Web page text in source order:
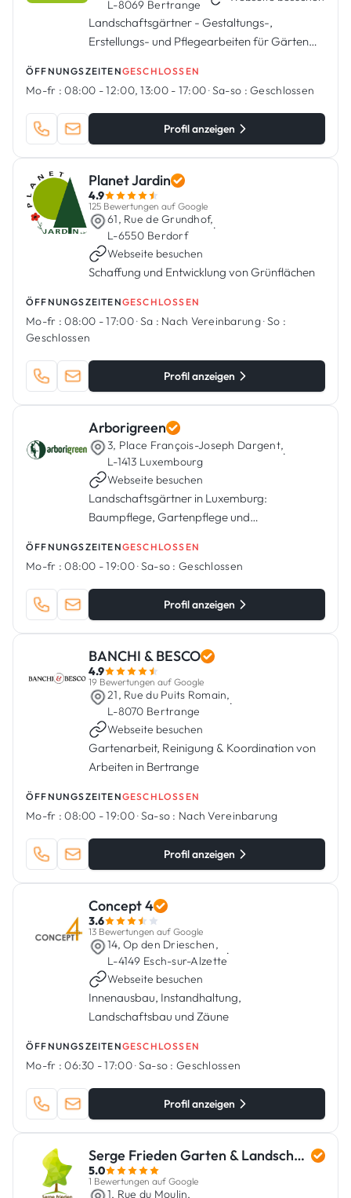
L-8069 Bertrange
Landschaftsgärtner - Gestaltungs-,
Erstellungs- und Pflegearbeiten für Gärten
ÖFFNUNGSZEITENGESCHLOSSEN
Mo-fr : 08:00 - 12:00, 13:00 - 17:00·Sa-so : Geschlossen
Profil anzeigen
Planet Jardin
4.9
125 Bewertungen auf Google
61, Rue de Grundhof,
L-6550 Berdorf
·
Webseite besuchen
Schaffung und Entwicklung von Grünflächen
ÖFFNUNGSZEITENGESCHLOSSEN
Mo-fr : 08:00 - 17:00·Sa : Nach Vereinbarung·So :
Geschlossen
Profil anzeigen
Arborigreen
3, Place François-Joseph Dargent,
L-1413 Luxembourg
·
Webseite besuchen
Landschaftsgärtner in Luxemburg:
Baumpflege, Gartenpflege und
ÖFFNUNGSZEITENGESCHLOSSEN
Mo-fr : 08:00 - 19:00·Sa-so : Geschlossen
Profil anzeigen
BANCHI & BESCO
4.9
19 Bewertungen auf Google
21, Rue du Puits Romain,
L-8070 Bertrange
·
Webseite besuchen
Gartenarbeit, Reinigung & Koordination von
Arbeiten in Bertrange
ÖFFNUNGSZEITENGESCHLOSSEN
Mo-fr : 08:00 - 19:00·Sa-so : Nach Vereinbarung
Profil anzeigen
Concept 4
3.6
13 Bewertungen auf Google
14, Op den Drieschen,
L-4149 Esch-sur-Alzette
·
Webseite besuchen
Innenausbau, Instandhaltung,
Landschaftsbau und Zäune
ÖFFNUNGSZEITENGESCHLOSSEN
Mo-fr : 06:30 - 17:00·Sa-so : Geschlossen
Profil anzeigen
Serge Frieden Garten & Landschaftsbau
5.0
1 Bewertungen auf Google
1, Rue du Moulin,